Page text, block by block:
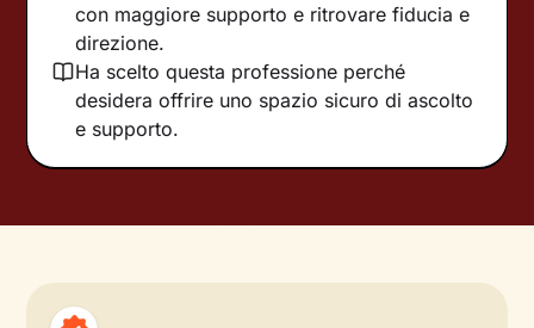
con maggiore supporto e ritrovare fiducia e
direzione.
Ha scelto questa professione perché
desidera offrire uno spazio sicuro di ascolto
e supporto.